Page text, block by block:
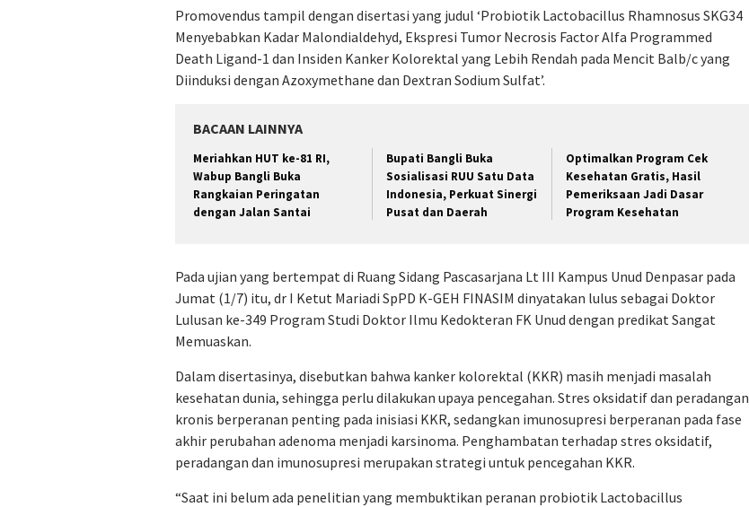
Promovendus tampil dengan disertasi yang judul ‘Probiotik Lactobacillus Rhamnosus SKG34
Menyebabkan Kadar Malondialdehyd, Ekspresi Tumor Necrosis Factor Alfa Programmed
Death Ligand-1 dan Insiden Kanker Kolorektal yang Lebih Rendah pada Mencit Balb/c yang
Diinduksi dengan Azoxymethane dan Dextran Sodium Sulfat’.
BACAAN LAINNYA
Meriahkan HUT ke-81 RI,
Wabup Bangli Buka
Rangkaian Peringatan
dengan Jalan Santai
Bupati Bangli Buka
Sosialisasi RUU Satu Data
Indonesia, Perkuat Sinergi
Pusat dan Daerah
Optimalkan Program Cek
Kesehatan Gratis, Hasil
Pemeriksaan Jadi Dasar
Program Kesehatan
Pada ujian yang bertempat di Ruang Sidang Pascasarjana Lt III Kampus Unud Denpasar pada
Jumat (1/7) itu, dr I Ketut Mariadi SpPD K-GEH FINASIM dinyatakan lulus sebagai Doktor
Lulusan ke-349 Program Studi Doktor Ilmu Kedokteran FK Unud dengan predikat Sangat
Memuaskan.
Dalam disertasinya, disebutkan bahwa kanker kolorektal (KKR) masih menjadi masalah
kesehatan dunia, sehingga perlu dilakukan upaya pencegahan. Stres oksidatif dan peradangan
kronis berperanan penting pada inisiasi KKR, sedangkan imunosupresi berperanan pada fase
akhir perubahan adenoma menjadi karsinoma. Penghambatan terhadap stres oksidatif,
peradangan dan imunosupresi merupakan strategi untuk pencegahan KKR.
“Saat ini belum ada penelitian yang membuktikan peranan probiotik Lactobacillus